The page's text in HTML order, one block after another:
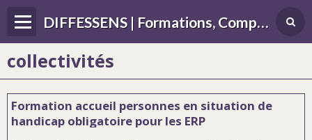
DIFFESSENS | Formations, Compétences, Différences, handicap, sensoriel
collectivités
Formation accueil personnes en situation de
handicap obligatoire pour les ERP